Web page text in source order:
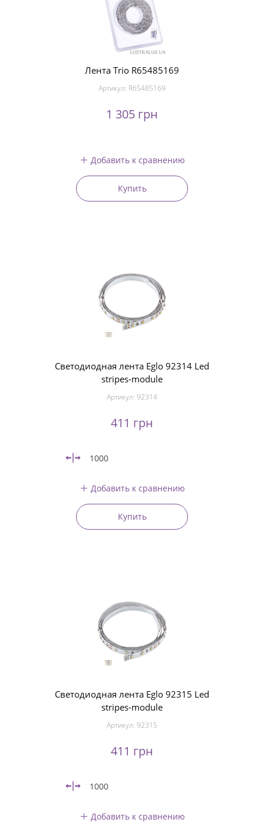
Лента Trio R65485169
Артикул: R65485169
1 305 грн
Добавить к сравнению
Купить
Светодиодная лента Eglo 92314 Led
stripes-module
Артикул: 92314
411 грн
1000
Добавить к сравнению
Купить
Светодиодная лента Eglo 92315 Led
stripes-module
Артикул: 92315
411 грн
1000
Добавить к сравнению